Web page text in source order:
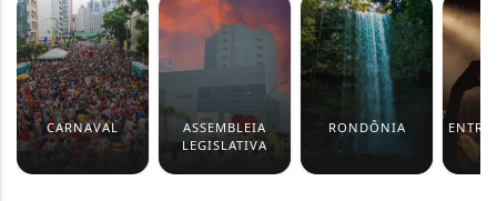
CARNAVAL
ASSEMBLEIA
LEGISLATIVA
RONDÔNIA